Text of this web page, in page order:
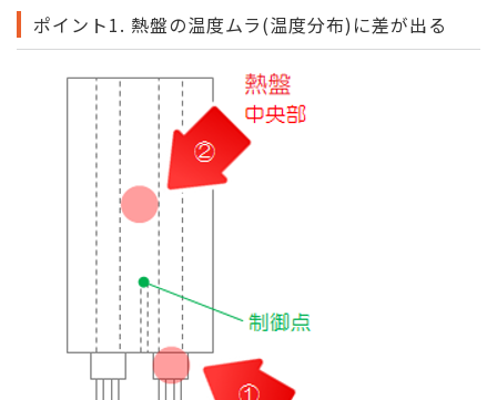
ポイント1. 熱盤の温度ムラ(温度分布)に差が出る